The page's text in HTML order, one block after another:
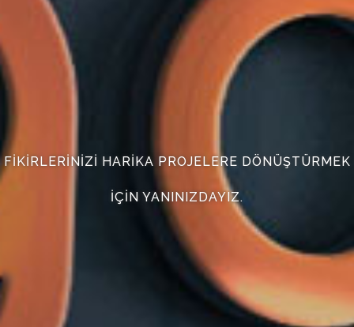
FIKIRLERINIZI HARIKA PROJELERE DÖNÜŞTÜRMEK
IÇIN YANINIZDAYIZ.